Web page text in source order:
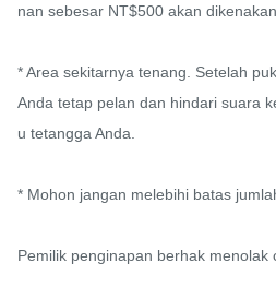
nan sebesar NT$500 akan
* Area sekitarnya tenang. Setelah
Anda tetap pelan dan hindari suara
u tetangga Anda.
* Mohon jangan melebihi batas
Pemilik penginapan berhak menolak